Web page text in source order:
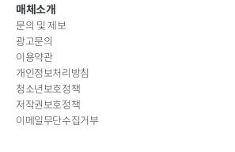
매체소개
문의 및 제보
광고문의
이용약관
개인정보처리방침
청소년보호정책
저작권보호정책
이메일무단수집거부